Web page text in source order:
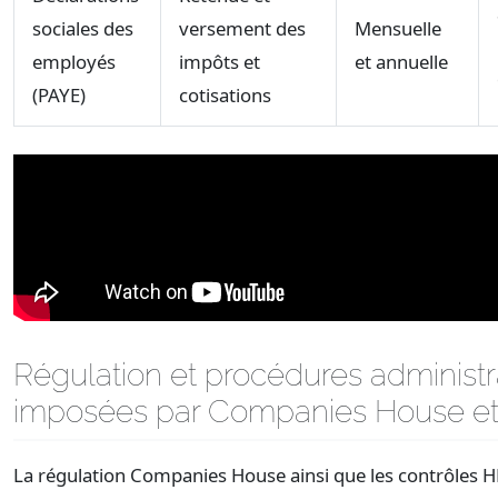
sociales des
employés
(PAYE)
versement des
impôts et
cotisations
Mensuelle
et annuelle
Régulation et procédures
imposées par Companies House
La régulation Companies House ainsi que les contrôles